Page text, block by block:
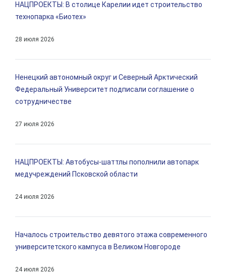
НАЦПРОЕКТЫ: В столице Карелии идет строительство
технопарка «Биотех»
28 июля 2026
Ненецкий автономный округ и Северный Арктический
Федеральный Университет подписали соглашение о
сотрудничестве
27 июля 2026
НАЦПРОЕКТЫ: Автобусы-шаттлы пополнили автопарк
медучреждений Псковской области
24 июля 2026
Началось строительство девятого этажа современного
университетского кампуса в Великом Новгороде
24 июля 2026